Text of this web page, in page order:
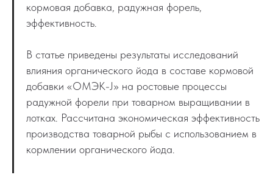
кормовая добавка, радужная форель,
эффективность.
В статье приведены результаты исследований
влияния органического йода в составе кормовой
добавки «ОМЭК-J» на ростовые процессы
радужной форели при товарном выращивании в
лотках. Рассчитана экономическая эффективность
производства товарной рыбы с использованием в
кормлении органического йода.